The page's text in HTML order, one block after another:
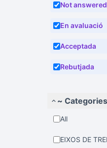
Not answered
En avaluació
Acceptada
Rebutjada
~ Categories
All
EIXOS DE